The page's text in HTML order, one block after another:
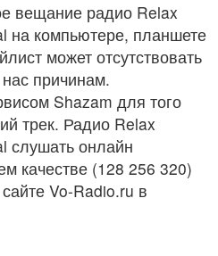
вещание радио Relax
на компьютере, планшете
может отсутствовать
причинам.
Shazam для того
трек. Радио Relax
слушать онлайн
качестве (128 256 320)
Vo-Radio.ru в